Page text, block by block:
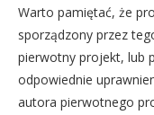
Warto pamiętać, że
sporządzony przez
pierwotny projekt, lub
odpowiednie
autora pierwotnego